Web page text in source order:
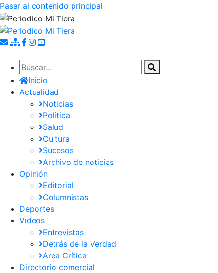
Pasar al contenido principal
Inicio
Actualidad
Noticias
Política
Salud
Cultura
Sucesos
Archivo de noticias
Opinión
Editorial
Columnistas
Deportes
Videos
Entrevistas
Detrás de la Verdad
Área Crítica
Directorio comercial